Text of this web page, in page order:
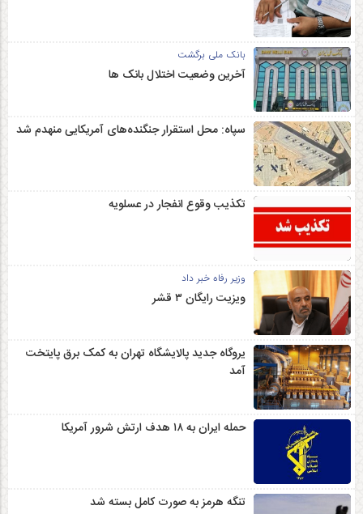
بانک ملی برگشت
آخرین وضعیت اختلال بانک ها
سپاه: محل استقرار جنگنده‌های آمریکایی منهدم شد
تکذیب وقوع انفجار در عسلویه
وزیر رفاه خبر داد
ویزیت رایگان ۳ قشر
یروگاه جدید پالایشگاه تهران به کمک برق پایتخت
آمد
حمله ایران به ۱۸ هدف ارتش شرور آمریکا
تنگه هرمز به صورت کامل بسته شد